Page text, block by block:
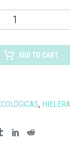
ADD TO CART
,